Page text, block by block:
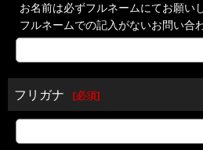
お名前は必ずフルネームにてお願い
フルネームでの記入がないお問い合
フリガナ [必須]